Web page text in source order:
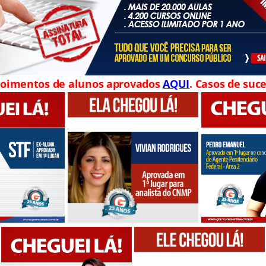
de alunos aprovadosAQUI. Casos de